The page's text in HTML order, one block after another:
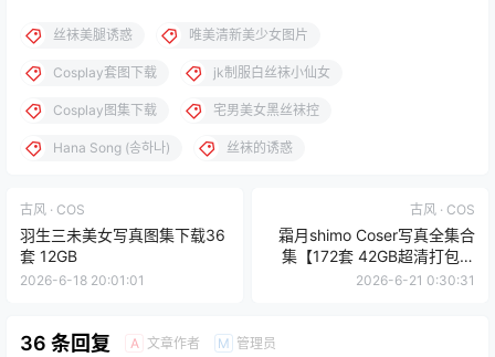
丝袜美腿诱惑 唯美清新美少女图片
Cosplay套图下载 jk制服白丝袜小仙女
Cosplay图集下载 宅男美女黑丝袜控
Hana Song (송하나) 丝袜的诱惑
古风 · COS
羽生三未美女写真图集下载36
套 12GB
2026-6-18 20:01:01
古风 · COS
霜月shimo Coser写真全集合
集【172套 42GB超清打包下
载】
2026-6-21 0:30:31
36 条回复 A 文章作者 M 管理员